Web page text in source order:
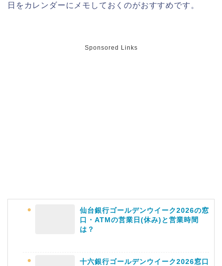
日をカレンダーにメモしておくのがおすすめです。
Sponsored Links
仙台銀行ゴールデンウイーク2026の窓
口・ATMの営業日(休み)と営業時間
は？
十六銀行ゴールデンウイーク2026窓口